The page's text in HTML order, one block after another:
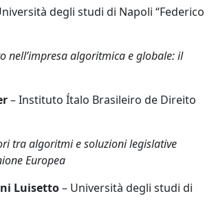
degli studi di Napoli “Federico
nell’impresa algoritmica e globale: il
– Instituto Ítalo Brasileiro de Direito
tra algoritmi e soluzioni legislative
Europea
Luisetto– Università degli studi di